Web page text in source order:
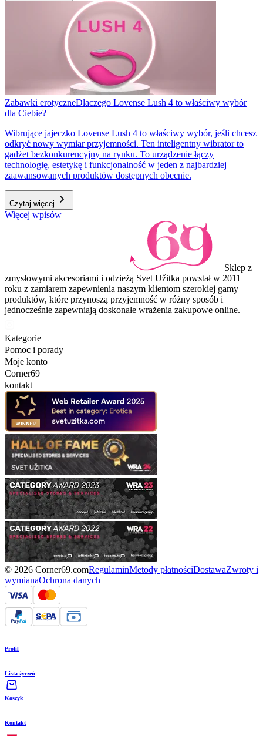
Zabawki erotyczneDlaczego Lovense Lush 4 to właściwy wybór
dla Ciebie?
Wibrujące jajeczko Lovense Lush 4 to właściwy wybór, jeśli chcesz
odkryć nowy wymiar przyjemności. Ten inteligentny wibrator to
gadżet bezkonkurencyjny na rynku. To urządzenie łączy
technologię, estetykę i funkcjonalność w jeden z najbardziej
zaawansowanych produktów dostępnych obecnie.
Czytaj więcej
Więcej wpisów
Sklep z
zmysłowymi akcesoriami i odzieżą Svet Užitka powstał w 2011
roku z zamiarem zapewnienia naszym klientom szerokiej gamy
produktów, które przynoszą przyjemność w różny sposób i
jednocześnie zapewniają doskonałe wrażenia zakupowe online.
Kategorie
Pomoc i porady
Moje konto
Corner69
kontakt
© 2026 Corner69.comRegulaminMetody płatnościDostawaZwroty i
wymianaOchrona danych
Profil
Lista życzeń
Koszyk
Kontakt